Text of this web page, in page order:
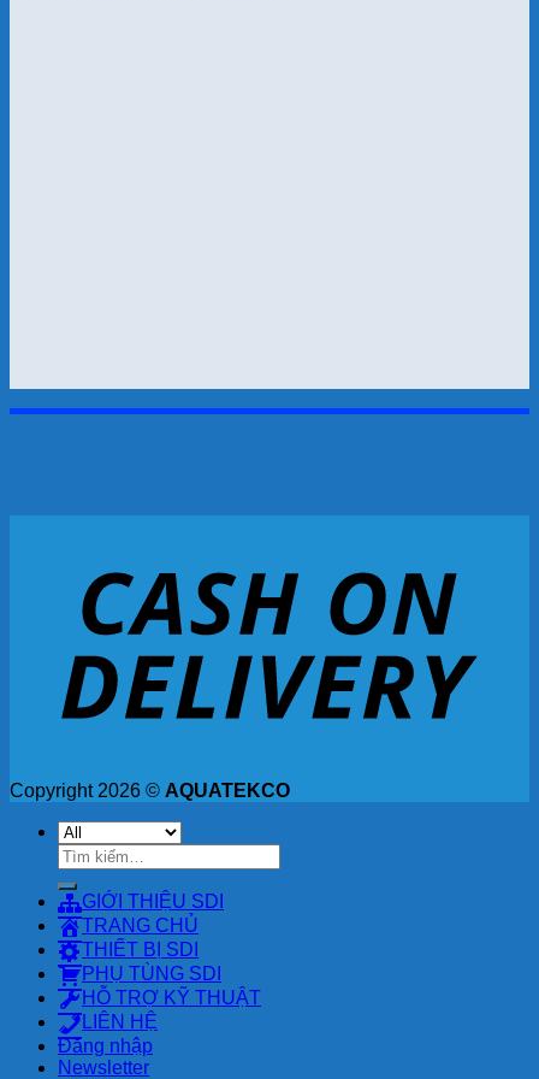
Copyright 2026 © AQUATEKCO
Tìm
kiếm:
GIỚI THIỆU SDI
TRANG CHỦ
THIẾT BỊ SDI
PHỤ TÙNG SDI
HỖ TRỢ KỸ THUẬT
LIÊN HỆ
Đăng nhập
Newsletter